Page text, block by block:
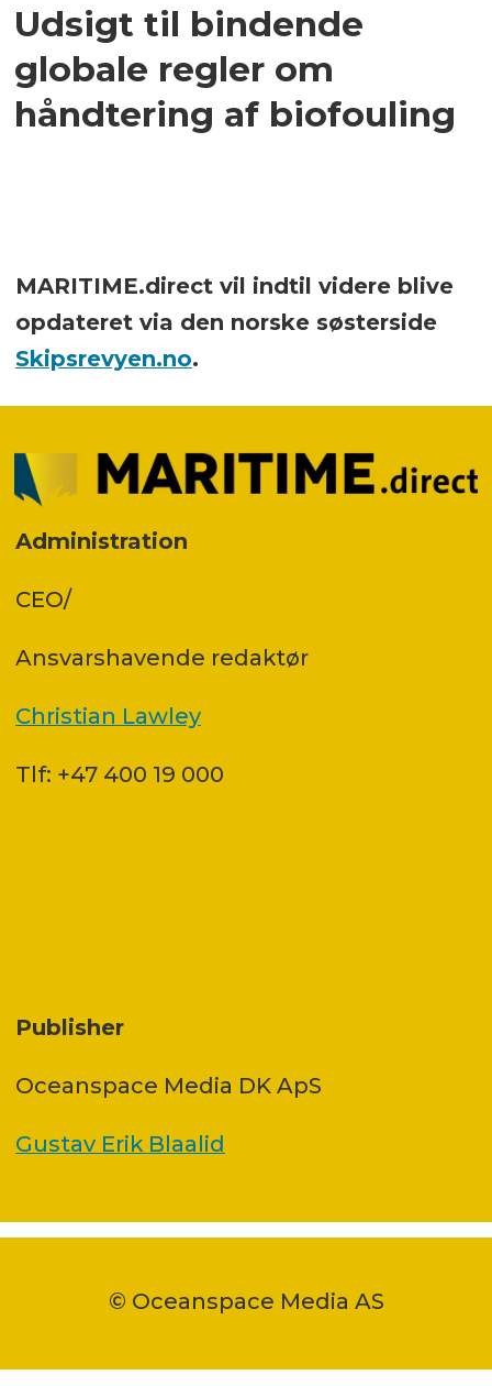
Udsigt til bindende
globale regler om
håndtering af biofouling
MARITIME.direct vil indtil videre blive
opdateret via den norske søsterside
Skipsrevyen.no.
Administration
CEO/
Ansvars­havende redaktør
Christian Lawley
Tlf: +47 400 19 000
Publisher
Oceanspace Media DK ApS
Gustav Erik Blaalid
© Oceanspace Media AS